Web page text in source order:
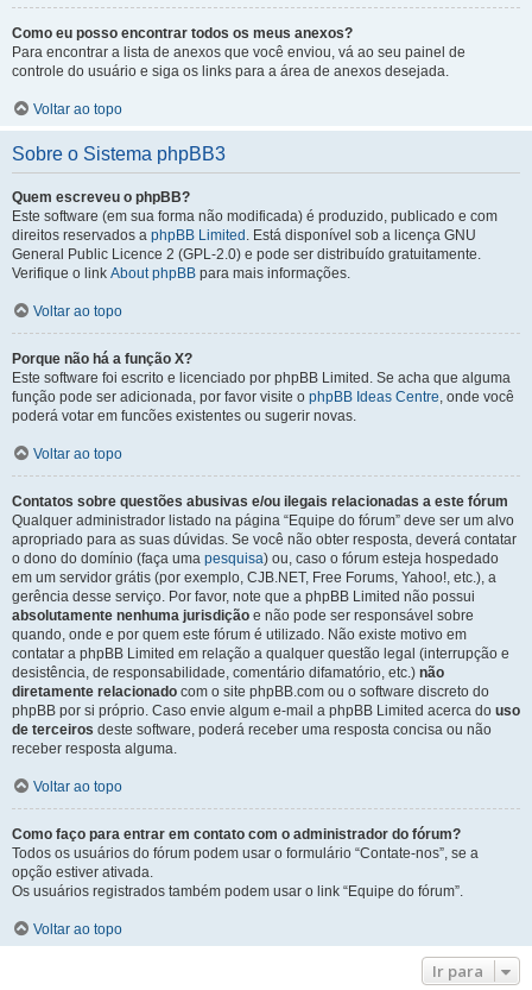
Como eu posso encontrar todos os meus anexos?
Para encontrar a lista de anexos que você enviou, vá ao seu painel de
controle do usuário e siga os links para a área de anexos desejada.
Voltar ao topo
Sobre o Sistema phpBB3
Quem escreveu o phpBB?
Este software (em sua forma não modificada) é produzido, publicado e com
direitos reservados a phpBB Limited . Está disponível sob a licença GNU
General Public Licence 2 (GPL-2.0) e pode ser distribuído gratuitamente.
Verifique o link About phpBB para mais informações.
Voltar ao topo
Porque não há a função X?
Este software foi escrito e licenciado por phpBB Limited. Se acha que alguma
função pode ser adicionada, por favor visite o phpBB Ideas Centre, onde você
poderá votar em funcões existentes ou sugerir novas.
Voltar ao topo
Contatos sobre questões abusivas e/ou ilegais relacionadas a este fórum
Qualquer administrador listado na página “Equipe do fórum” deve ser um alvo
apropriado para as suas dúvidas. Se você não obter resposta, deverá contatar
o dono do domínio (faça uma pesquisa) ou, caso o fórum esteja hospedado
em um servidor grátis (por exemplo, CJB.NET, Free Forums, Yahoo!, etc.), a
gerência desse serviço. Por favor, note que a phpBB Limited não possui
absolutamente nenhuma jurisdição e não pode ser responsável sobre
quando, onde e por quem este fórum é utilizado. Não existe motivo em
contatar a phpBB Limited em relação a qualquer questão legal (interrupção e
desistência, de responsabilidade, comentário difamatório, etc.) não
diretamente relacionado com o site phpBB.com ou o software discreto do
phpBB por si próprio. Caso envie algum e-mail a phpBB Limited acerca do uso
de terceiros deste software, poderá receber uma resposta concisa ou não
receber resposta alguma.
Voltar ao topo
Como faço para entrar em contato com o administrador do fórum?
Todos os usuários do fórum podem usar o formulário “Contate-nos”, se a
opção estiver ativada.
Os usuários registrados também podem usar o link “Equipe do fórum”.
Voltar ao topo
Ir para